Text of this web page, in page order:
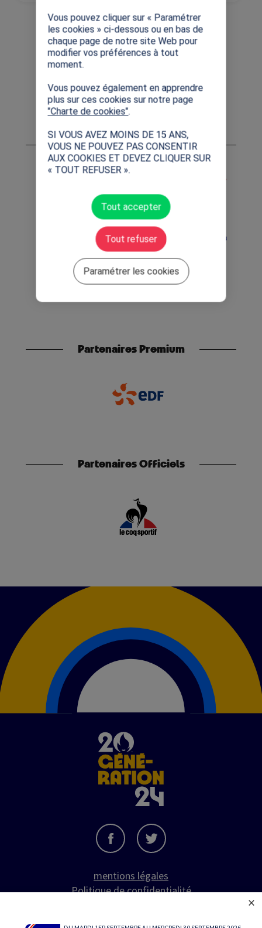
Partenaires Mondiaux
Partenaires Premium
Partenaires Officiels
mentions légales
Politique de confidentialité
×
Vous pouvez cliquer sur « Paramétrer
les cookies » ci-dessous ou en bas de
chaque page de notre site Web pour
modifier vos préférences à tout
moment.
Vous pouvez également en apprendre
plus sur ces cookies sur notre page
"Charte de cookies".
SI VOUS AVEZ MOINS DE 15 ANS,
VOUS NE POUVEZ PAS CONSENTIR
AUX COOKIES ET DEVEZ CLIQUER SUR
« TOUT REFUSER ».
Tout accepter
Tout refuser
Paramétrer les cookies